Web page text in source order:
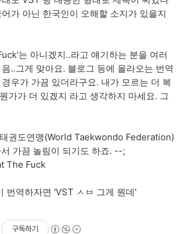
가 아닌 한국인이 오해할 소지가 있을지
는 아니겠지..라고 얘기하는 분을 여러
..그게 맞아요. 블로그 등에 올라오는 번역
우가 가끔 있더라구요. 내가 모르는 더 복
가가 더 있겠지 라고 생각하지 마세요. 그
권도연맹(World Taekwondo Federation)
가끔 놀림이 되기도 하죠. --;
The Fuck
번역하자면 'VST ㅅㅂ 그게 뭔데'
구독하기